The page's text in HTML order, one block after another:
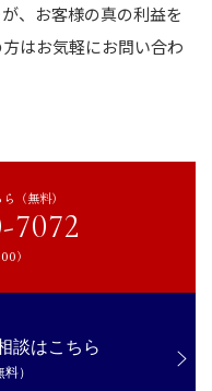
、お客様の真の利益を
はお気軽にお問い合わ
（無料）
7072
）
談はこちら
）